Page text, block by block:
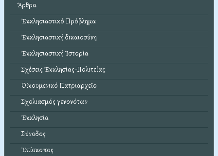
Ἄρθρα
Ἐκκλησιαστικό Πρόβλημα
Ἐκκλησιαστική δικαιοσύνη
Ἐκκλησιαστική Ἱστορία
Σχέσεις Ἐκκλησίας-Πολιτείας
Οἰκουμενικό Πατριαρχεῖο
Σχολιασμός γενονότων
Ἐκκλησία
Σύνοδος
Ἐπίσκοπος